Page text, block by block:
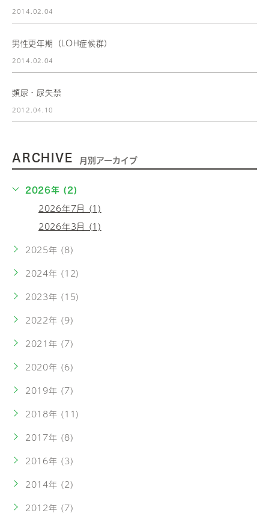
2014.02.04
男性更年期（LOH症候群）
2014.02.04
頻尿・尿失禁
2012.04.10
ARCHIVE 月別アーカイブ
2026年 (2)
2026年7月 (1)
2026年3月 (1)
2025年 (8)
2024年 (12)
2023年 (15)
2022年 (9)
2021年 (7)
2020年 (6)
2019年 (7)
2018年 (11)
2017年 (8)
2016年 (3)
2014年 (2)
2012年 (7)